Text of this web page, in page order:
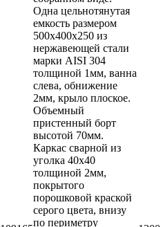
Одна цельнотянутая
емкость размером
500х400х250 из
нержавеющей стали
марки AISI 304
толщиной 1мм, ванна
слева, обнижение
2мм, крыло плоское.
Объемный
пристенный борт
высотой 70мм.
Каркас сварной из
уголка 40х40
толщиной 2мм,
покрытого
порошковой краской
серого цвета, внизу
по периметру